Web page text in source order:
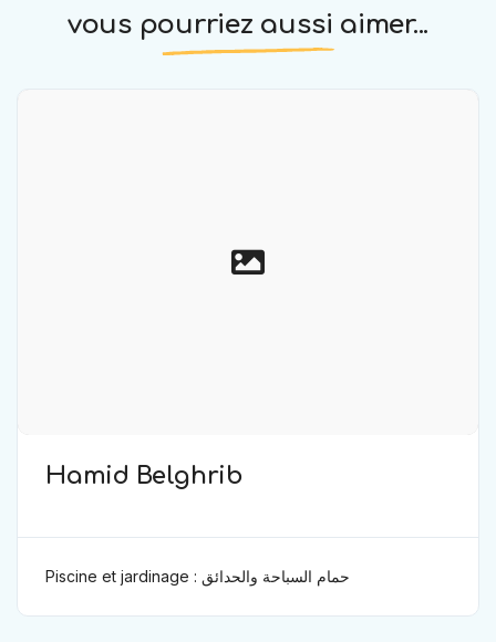
vous pourriez aussi aimer...
Hamid Belghrib
Piscine et jardinage : حمام السباحة والحدائق